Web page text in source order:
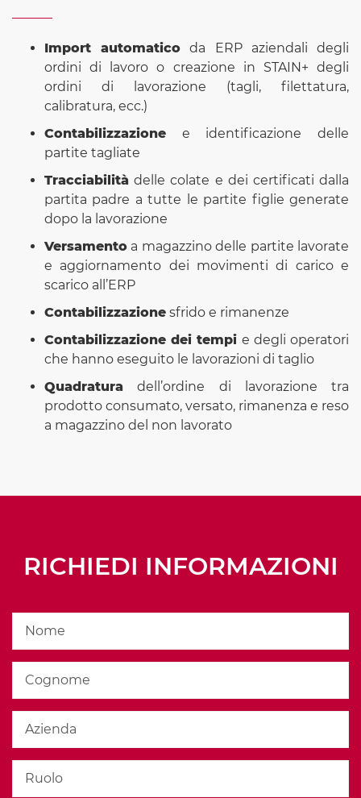
Import automatico da ERP aziendali degli
ordini di lavoro o creazione in STAIN+ degli
ordini di lavorazione (tagli, filettatura,
calibratura, ecc.)
Contabilizzazione e identificazione delle
partite tagliate
Tracciabilità delle colate e dei certificati dalla
partita padre a tutte le partite figlie generate
dopo la lavorazione
Versamento a magazzino delle partite lavorate
e aggiornamento dei movimenti di carico e
scarico all’ERP
Contabilizzazione sfrido e rimanenze
Contabilizzazione dei tempi e degli operatori
che hanno eseguito le lavorazioni di taglio
Quadratura dell’ordine di lavorazione tra
prodotto consumato, versato, rimanenza e reso
a magazzino del non lavorato
RICHIEDI INFORMAZIONI